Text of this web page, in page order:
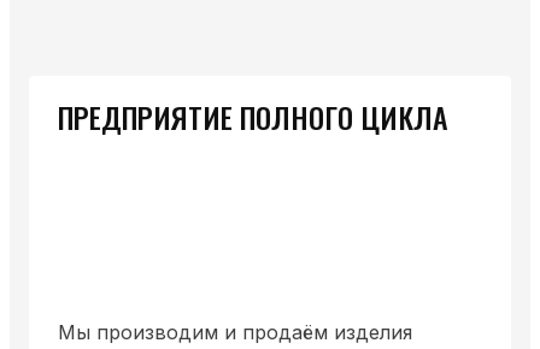
ПРЕДПРИЯТИЕ ПОЛНОГО ЦИКЛА
Мы производим и продаём изделия